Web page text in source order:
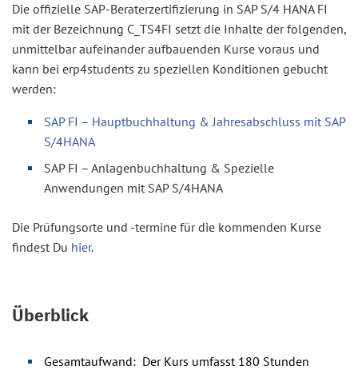
Die offizielle SAP-Beraterzertifizierung in SAP S/4 HANA FI
mit der Bezeichnung C_TS4FI setzt die Inhalte der folgenden,
unmittelbar aufeinander aufbauenden Kurse voraus und
kann bei erp4students zu speziellen Konditionen gebucht
werden:
SAP FI – Hauptbuchhaltung & Jahresabschluss mit SAP
S/4HANA
SAP FI – Anlagenbuchhaltung & Spezielle
Anwendungen mit SAP S/4HANA
Die Prüfungsorte und -termine für die kommenden Kurse
findest Du hier.
Überblick
Gesamtaufwand: Der Kurs umfasst 180 Stunden